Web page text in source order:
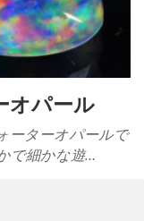
オパール
ーターオパールで
で細かな遊…